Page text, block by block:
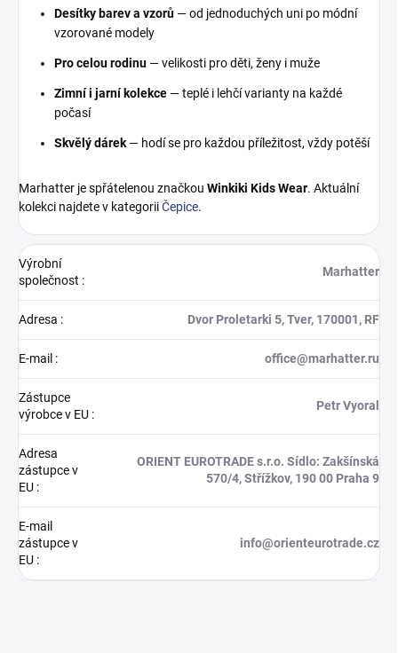
Desítky barev a vzorů — od jednoduchých uni po módní
vzorované modely
Pro celou rodinu — velikosti pro děti, ženy i muže
Zimní i jarní kolekce — teplé i lehčí varianty na každé
počasí
Skvělý dárek — hodí se pro každou příležitost, vždy potěší
Marhatter je spřátelenou značkou Winkiki Kids Wear. Aktuální
kolekci najdete v kategoriiČepice.
Výrobní
společnost :
Marhatter
Adresa : Dvor Proletarki 5, Tver, 170001, RF
E-mail : office@marhatter.ru
Zástupce
výrobce v EU :
Petr Vyoral
Adresa
zástupce v
EU :
ORIENT EUROTRADE s.r.o. Sídlo: Zakšínská
570/4, Střížkov, 190 00 Praha 9
E-mail
zástupce v
EU :
info@orienteurotrade.cz